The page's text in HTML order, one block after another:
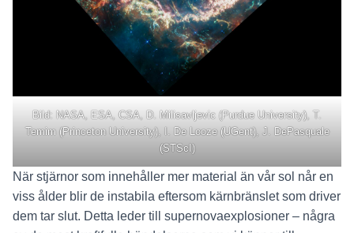
Bild: NASA, ESA, CSA, D. Milisavljevic (Purdue University), T.
Temim (Princeton University), I. De Looze (UGent), J. DePasquale
(STScI)
När stjärnor som innehåller mer material än vår sol når en
viss ålder blir de instabila eftersom kärnbränslet som driver
dem tar slut. Detta leder till supernovaexplosioner – några